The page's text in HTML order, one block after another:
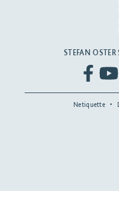
STEFAN
Netiquette